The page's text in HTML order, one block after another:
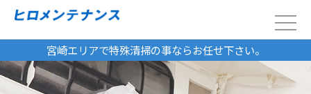
宮崎エリアで特殊清掃の事ならお任せ下さい。